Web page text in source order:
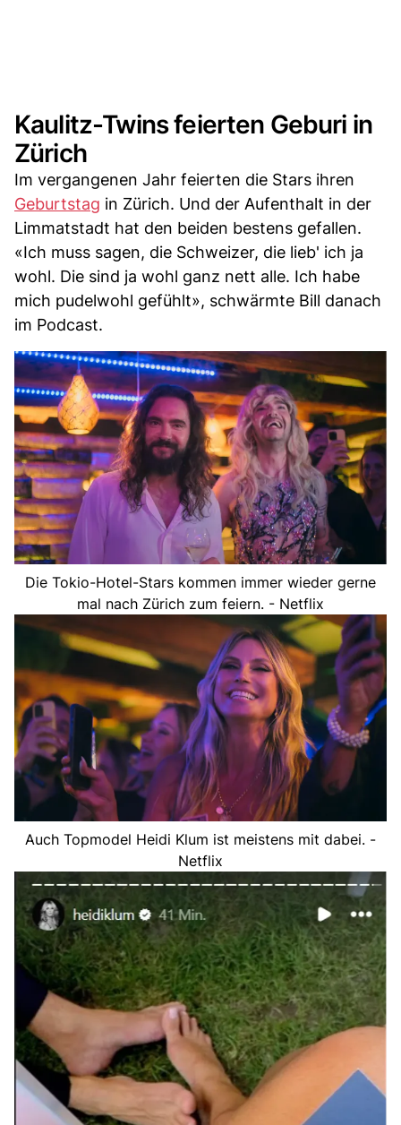
Kaulitz-Twins feierten Geburi in
Zürich
Im vergangenen Jahr feierten die Stars ihren
Geburtstag in Zürich. Und der Aufenthalt in der
Limmatstadt hat den beiden bestens gefallen.
«Ich muss sagen, die Schweizer, die lieb' ich ja
wohl. Die sind ja wohl ganz nett alle. Ich habe
mich pudelwohl gefühlt», schwärmte Bill danach
im Podcast.
Die Tokio-Hotel-Stars kommen immer wieder gerne
mal nach Zürich zum feiern. - Netflix
Auch Topmodel Heidi Klum ist meistens mit dabei. -
Netflix